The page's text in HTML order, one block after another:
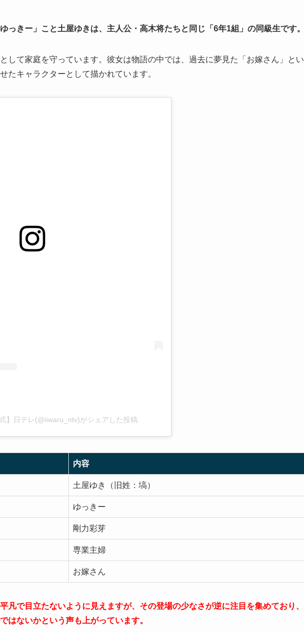
っきー」こと土屋ゆきは、主人公・高木将たちと同じ「6年1組」の同級生です。
して家庭を守っています。彼女は物語の中では、過去に夢見た「お嫁さん」とい
たキャラクターとして描かれています。
】日テレ(@iiwaru_ntv)がシェアした投稿
内容
土屋ゆき（旧姓：塙）
ゆっきー
剛力彩芽
専業主婦
お嫁さん
凡で目立たないように見えますが、その登場の少なさが逆に注目を集めており、
はないかという声も上がっています。